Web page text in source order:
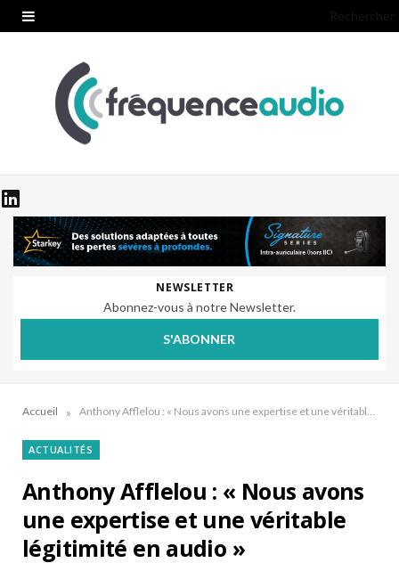
NEWSLETTER
Abonnez-vous à notre Newsletter.
S'ABONNER
Accueil » Anthony Afflelou : « Nous avons une expertise et une véritable légitimité en audio »
ACTUALITÉS
Anthony Afflelou : « Nous avons
une expertise et une véritable
légitimité en audio »